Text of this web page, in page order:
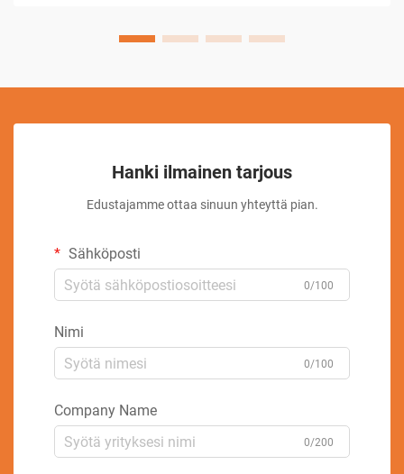
Hanki ilmainen tarjous
Edustajamme ottaa sinuun yhteyttä pian.
Sähköposti
0/100
Nimi
0/100
Company Name
0/200